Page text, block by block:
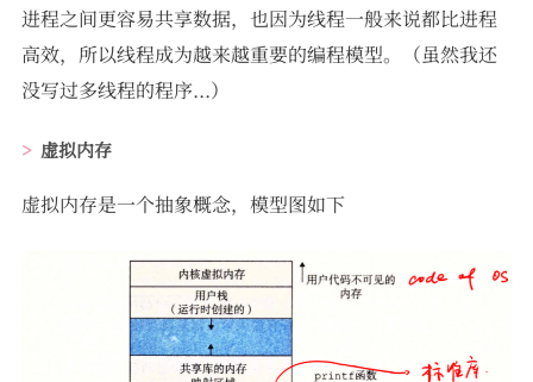
进程之间更容易共享数据，也因为线程一般来说都比进程
高效，所以线程成为越来越重要的编程模型。（虽然我还
没写过多线程的程序...）
虚拟内存
虚拟内存是一个抽象概念，模型图如下